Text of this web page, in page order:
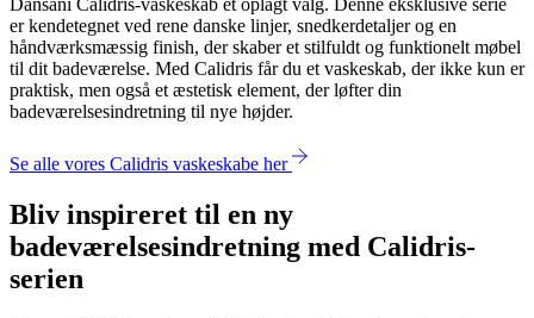
er kendetegnet ved rene danske linjer, snedkerdetaljer og en
håndværksmæssig finish, der skaber et stilfuldt og funktionelt møbel
til dit badeværelse. Med Calidris får du et vaskeskab, der ikke kun er
praktisk, men også et æstetisk element, der løfter din
badeværelsesindretning til nye højder.
Se alle vores Calidris vaskeskabe her
Bliv inspireret til en ny
badeværelsesindretning med Calidris-
serien